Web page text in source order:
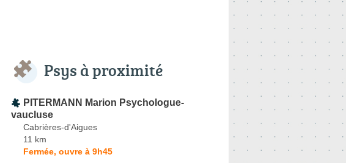
Psys à proximité
PITERMANN Marion Psychologue-
vaucluse
Cabrières-d'Aigues
11 km
Fermée, ouvre à 9h45